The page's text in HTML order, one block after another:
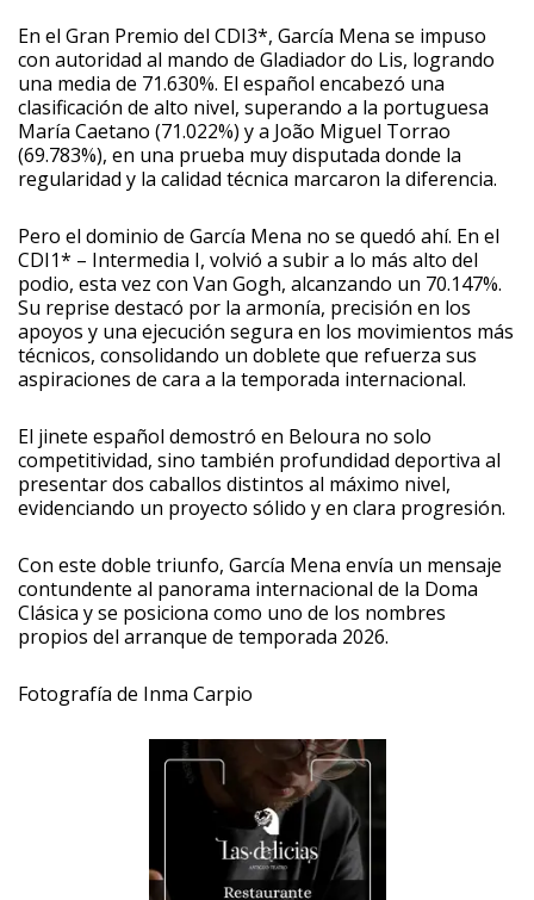
En el Gran Premio del CDI3*, García Mena se impuso
con autoridad al mando de Gladiador do Lis, logrando
una media de 71.630%. El español encabezó una
clasificación de alto nivel, superando a la portuguesa
María Caetano (71.022%) y a João Miguel Torrao
(69.783%), en una prueba muy disputada donde la
regularidad y la calidad técnica marcaron la diferencia.
Pero el dominio de García Mena no se quedó ahí. En el
CDI1* – Intermedia I, volvió a subir a lo más alto del
podio, esta vez con Van Gogh, alcanzando un 70.147%.
Su reprise destacó por la armonía, precisión en los
apoyos y una ejecución segura en los movimientos más
técnicos, consolidando un doblete que refuerza sus
aspiraciones de cara a la temporada internacional.
El jinete español demostró en Beloura no solo
competitividad, sino también profundidad deportiva al
presentar dos caballos distintos al máximo nivel,
evidenciando un proyecto sólido y en clara progresión.
Con este doble triunfo, García Mena envía un mensaje
contundente al panorama internacional de la Doma
Clásica y se posiciona como uno de los nombres
propios del arranque de temporada 2026.
Fotografía de Inma Carpio